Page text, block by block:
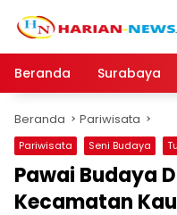
Beranda
Surabaya
Beranda Pariwisata
Pariwisata Seni Budaya
Pawai Budaya
Kecamatan